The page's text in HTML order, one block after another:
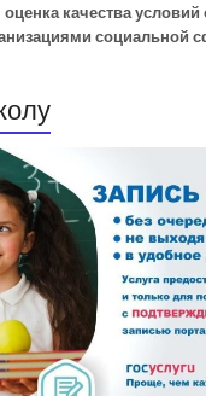
качества условий
социальной